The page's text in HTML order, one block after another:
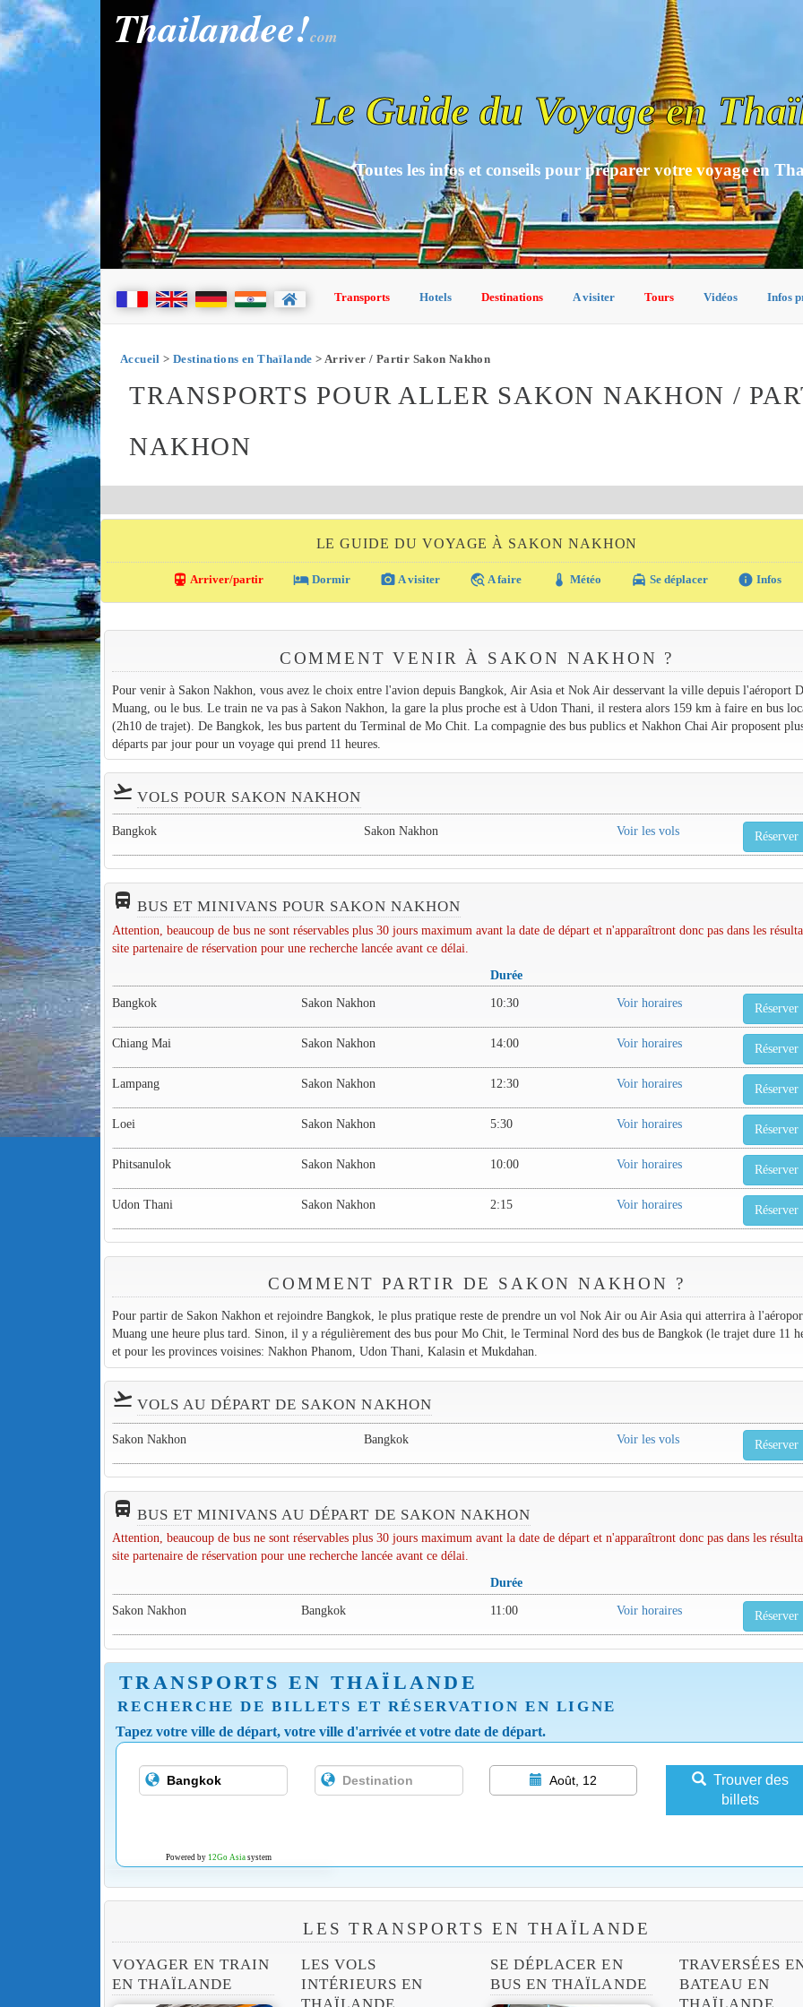
Thailandee!com
Le Guide du Voyage en
Toutes les infos et conseils pour préparer votre voyage en
Transports Hotels Destinations A visiter Tours Vidéos Infos
Accueil > Destinations en Thaïlande > Arriver / Partir Sakon Nakhon
TRANSPORTS POUR ALLER SAKON NAKHON /
NAKHON
LE GUIDE DU VOYAGE À SAKON NAKHON
directions_transit Arriver/partir local_hotel Dormir photo_camera A visiter travel_explore A faire thermostat Météo local_taxi Se déplacer info Infos
COMMENT VENIR À SAKON NAKHON ?
Pour venir à Sakon Nakhon, vous avez le choix entre l'avion depuis Bangkok, Air Asia et Nok Air desservant la ville depuis l'aéroport
Muang, ou le bus. Le train ne va pas à Sakon Nakhon, la gare la plus proche est à Udon Thani, il restera alors 159 km à faire en bus
(2h10 de trajet). De Bangkok, les bus partent du Terminal de Mo Chit. La compagnie des bus publics et Nakhon Chai Air proposent
départs par jour pour un voyage qui prend 11 heures.
flight_takeoff VOLS POUR SAKON NAKHON
Bangkok Sakon Nakhon Voir les vols Réserver
directions_bus_filled BUS ET MINIVANS POUR SAKON NAKHON
Attention, beaucoup de bus ne sont réservables plus 30 jours maximum avant la date de départ et n'apparaîtront donc pas dans les
site partenaire de réservation pour une recherche lancée avant ce délai.
Durée
Bangkok
Sakon Nakhon 10:30 Voir horaires Réserver
Chiang Mai Sakon Nakhon 14:00 Voir horaires Réserver
Lampang Sakon Nakhon 12:30 Voir horaires Réserver
Loei Sakon Nakhon 5:30 Voir horaires Réserver
Phitsanulok Sakon Nakhon 10:00 Voir horaires Réserver
Udon Thani Sakon Nakhon 2:15 Voir horaires Réserver
COMMENT PARTIR DE SAKON NAKHON ?
Pour partir de Sakon Nakhon et rejoindre Bangkok, le plus pratique reste de prendre un vol Nok Air ou Air Asia qui atterrira à
Muang une heure plus tard. Sinon, il y a régulièrement des bus pour Mo Chit, le Terminal Nord des bus de Bangkok (le trajet dure 11
et pour les provinces voisines: Nakhon Phanom, Udon Thani, Kalasin et Mukdahan.
flight_takeoff VOLS AU DÉPART DE SAKON NAKHON
Sakon Nakhon Bangkok Voir les vols Réserver
directions_bus_filled BUS ET MINIVANS AU DÉPART DE SAKON NAKHON
Attention, beaucoup de bus ne sont réservables plus 30 jours maximum avant la date de départ et n'apparaîtront donc pas dans les
site partenaire de réservation pour une recherche lancée avant ce délai.
Durée
Sakon Nakhon
Bangkok 11:00 Voir horaires Réserver
TRANSPORTS EN THAÏLANDE
RECHERCHE DE BILLETS ET RÉSERVATION EN LIGNE
Tapez votre ville de départ, votre ville d'arrivée et votre date de départ.
Août, 12
Trouver des
billets
Powered by 12Go Asia system
LES TRANSPORTS EN THAÏLANDE
VOYAGER EN TRAIN
EN THAÏLANDE
LES VOLS
INTÉRIEURS EN
THAÏLANDE
SE DÉPLACER EN
BUS EN THAÏLANDE
TRAVERSÉES
BATEAU EN
THAÏLANDE